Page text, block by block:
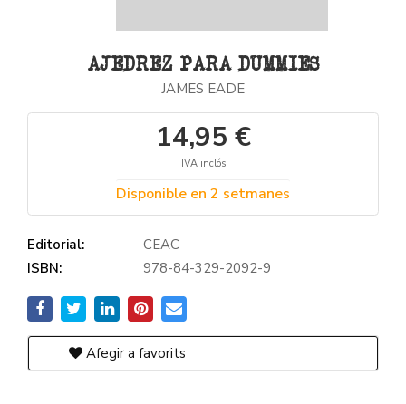
AJEDREZ PARA DUMMIES
JAMES EADE
14,95 €
IVA inclós
Disponible en 2 setmanes
Editorial:
CEAC
ISBN:
978-84-329-2092-9
Afegir a favorits